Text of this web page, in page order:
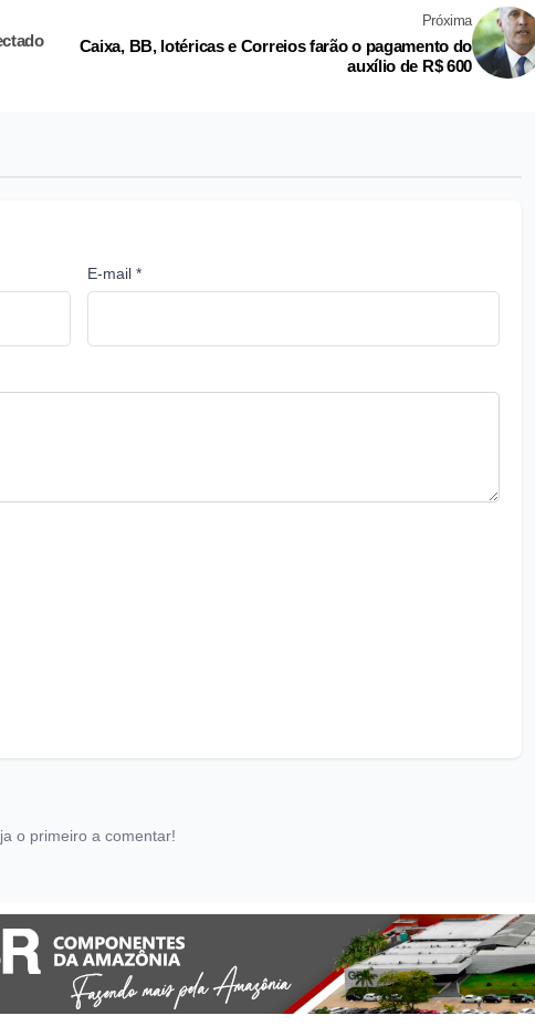
Próxima
Caixa, BB, lotéricas e Correios farão o pagamento do
auxílio de R$ 600
E-mail *
o primeiro a comentar!